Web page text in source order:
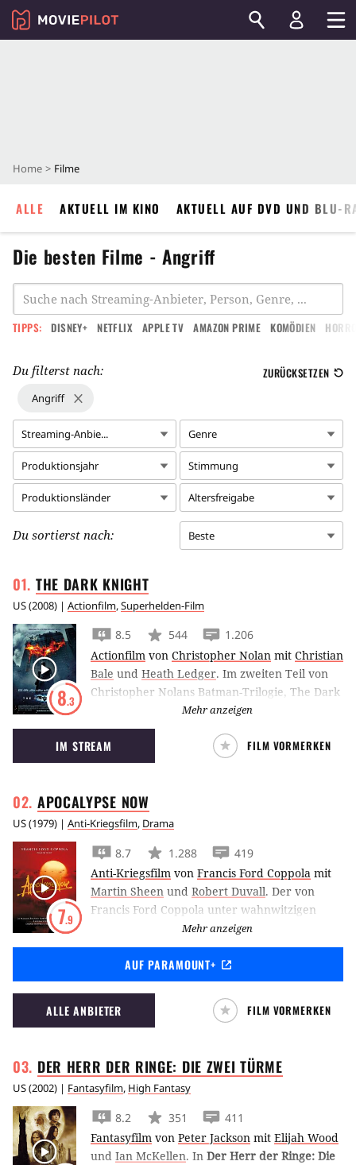
Home Filme
ALLE AKTUELL IM KINO AKTUELL AUF DVD UND BLU-
Die besten Filme - Angriff
TIPPS: DISNEY+ NETFLIX APPLE TV AMAZON PRIME KOMÖDIEN
Du filterst nach: ZURÜCKSETZEN
Angriff
Streaming-Anbie... Genre
Produktionsjahr Stimmung
Produktionsländer Altersfreigabe
Du sortierst nach: Beste
THE DARK KNIGHT
US(2008) | Actionfilm,Superhelden-Film
8.3
8.5 544
1.206
Actionfilm von Christopher Nolan mit Christian
Bale und Heath Ledger. Im zweiten Teil von
Christopher Nolans Batman-Trilogie, The Dark
Knight, versucht Heath Ledger als Joker
Gotham City ins Chaos zu stürzen und Batmans
Pläne zu vereiteln.
Mehr anzeigen
IM STREAM FILM VORMERKEN
APOCALYPSE NOW
US(1979) | Anti-Kriegsfilm, Drama
7.9
8.7 1.288
419
Anti-Kriegsfilm von Francis Ford Coppola mit
Martin Sheen und Robert Duvall. Der von
Francis Ford Coppola unter wahnwitzigen
Bedingungen gedrehteApocalypse Now
als einer der größten Klassiker des Anti-
Kriegs-Films und zeigt Martin Sheen in einem
psychedelischen Vietnam-Albtraum.
Mehr anzeigen
AUF PARAMOUNT+
ALLE ANBIETER FILM VORMERKEN
DER HERR DER RINGE: DIE ZWEITÜRME
US(2002) | Fantasyfilm, High Fantasy
8.2 351
411
Fantasyfilm von Peter Jackson mit Elijah Wood
und Ian McKellen. In Der Herr der Ringe: Die